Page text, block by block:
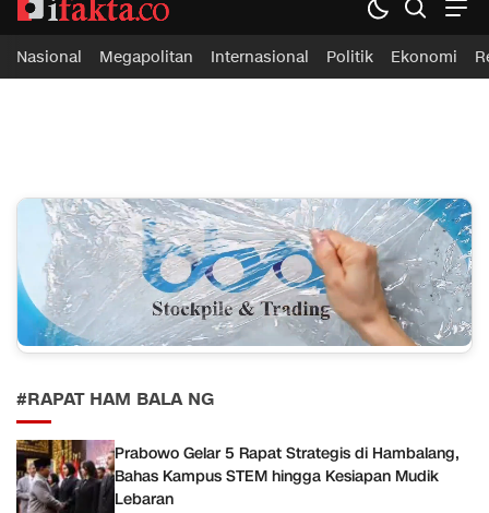
ifakta.co
#pastibenar
Nasional Megapolitan Internasional Politik Ekonomi
#RAPAT HAM BALA NG
Prabowo Gelar 5 Rapat Strategis di Hambalang,
Bahas Kampus STEM hingga Kesiapan Mudik
Lebaran